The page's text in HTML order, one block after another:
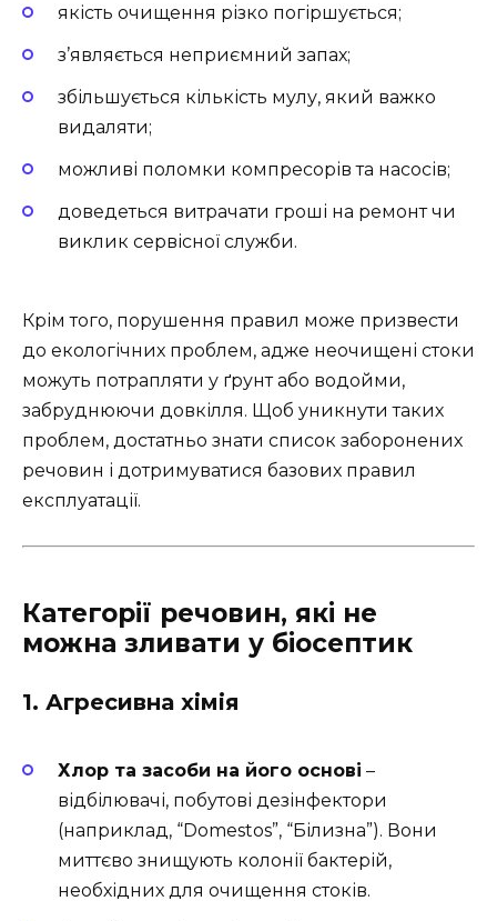
якість очищення різко погіршується;
з’являється неприємний запах;
збільшується кількість мулу, який важко
видаляти;
можливі поломки компресорів та насосів;
доведеться витрачати гроші на ремонт чи
виклик сервісної служби.
Крім того, порушення правил може призвести
до екологічних проблем, адже неочищені стоки
можуть потрапляти у ґрунт або водойми,
забруднюючи довкілля. Щоб уникнути таких
проблем, достатньо знати список заборонених
речовин і дотримуватися базових правил
експлуатації.
Категорії речовин, які не
можна зливати у біосептик
1. Агресивна хімія
Хлор та засоби на його основі –
відбілювачі, побутові дезінфектори
(наприклад, “Domestos”, “Білизна”). Вони
миттєво знищують колонії бактерій,
необхідних для очищення стоків.